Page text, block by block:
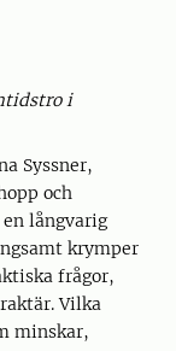
i
Syssner,
och
långvarig
krymper
frågor,
Vilka
minskar,